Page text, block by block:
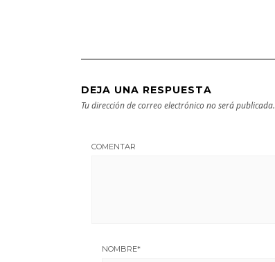
DEJA UNA RESPUESTA
Tu dirección de correo electrónico no será publicada.
COMENTAR
NOMBRE*